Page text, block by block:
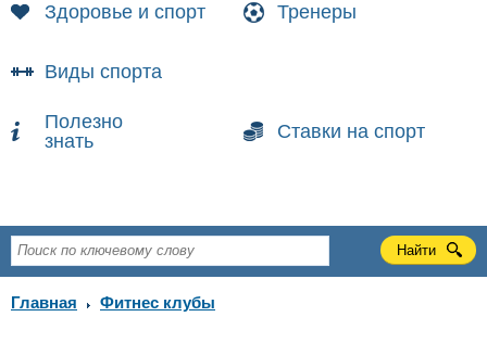
Здоровье и спорт Тренеры
Виды спорта
Полезно
знать
Ставки на спорт
Главная Фитнес клубы